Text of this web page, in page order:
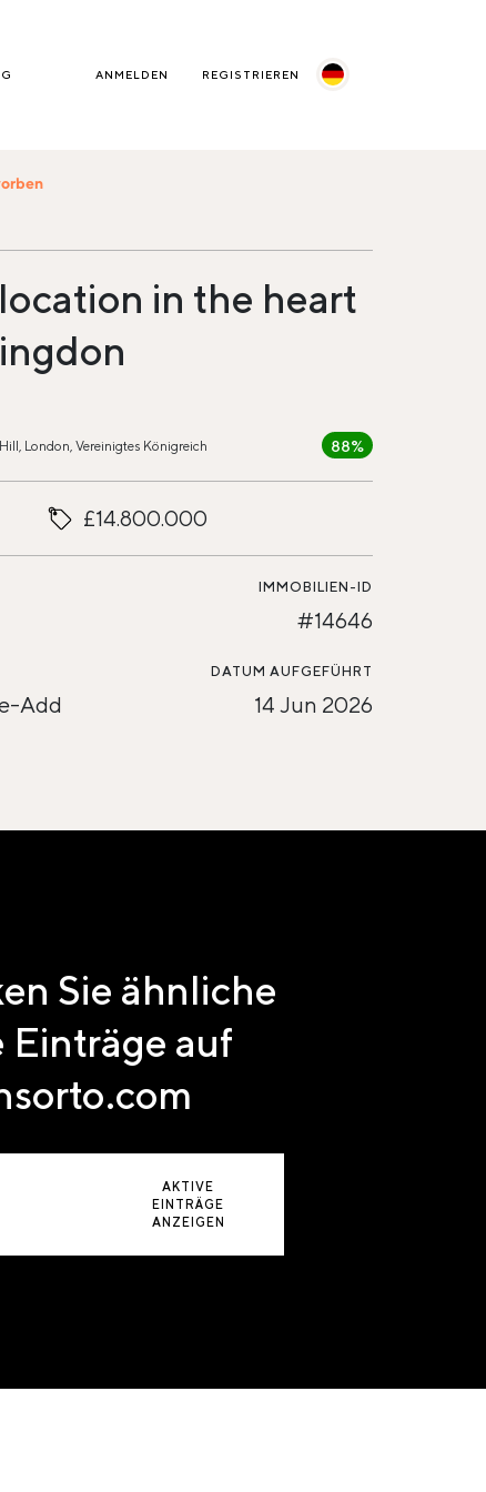
ANMELDEN REGISTRIEREN
in the heart
London, Vereinigtes Königreich 88%
£14.800.000
IMMOBILIEN-ID
#14646
Add
DATUM AUFGEFÜHRT
14 Jun 2026
Sie ähnliche
Einträge auf
AKTIVE
EINTRÄGE
ANZEIGEN